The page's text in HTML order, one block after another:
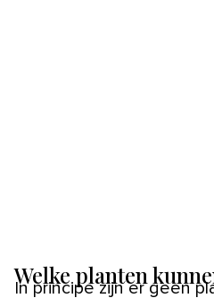
Welke planten
In principe zijn er geen planten die echt fan zijn